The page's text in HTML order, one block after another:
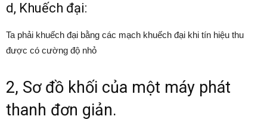
d, Khuếch đại:
Ta phải khuếch đại bằng các mạch khuếch đại khi tín hiệu thu
được có cường độ nhỏ
2, Sơ đồ khối của một máy phát
thanh đơn giản.